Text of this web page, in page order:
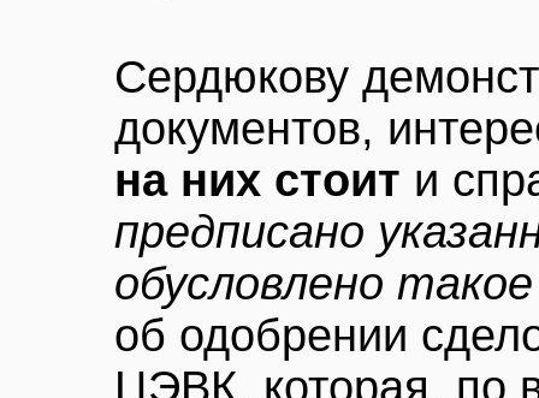
Сердюкову
документов,
на них стоит и
предписано
обусловлено
об одобрении
ЦЭВК, которая, по